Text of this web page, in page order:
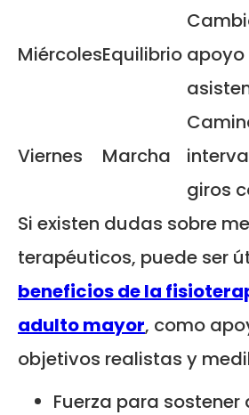
MiércolesEquilibrio apoyo
Viernes Marcha
giros
Si existen dudas sobre
terapéuticos, puede ser
beneficios de la
adulto mayor, como
objetivos realistas y
Fuerza para